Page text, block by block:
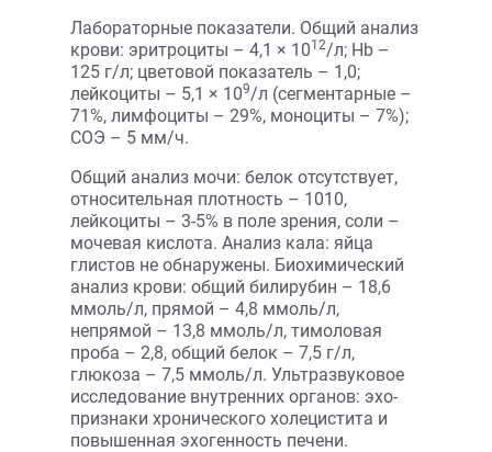
Лабораторные показатели. Общий анализ
крови: эритроциты – 4,1 × 1012/л; Hb –
125 г/л; цветовой показатель – 1,0;
лейкоциты – 5,1 × 109/л (сегментарные –
71%, лимфоциты – 29%, моноциты – 7%);
СОЭ – 5 мм/ч.
Общий анализ мочи: белок отсутствует,
относительная плотность – 1010,
лейкоциты – 3-5% в поле зрения, соли –
мочевая кислота. Анализ кала: яйца
глистов не обнаружены. Биохимический
анализ крови: общий билирубин – 18,6
ммоль/л, прямой – 4,8 ммоль/л,
непрямой – 13,8 ммоль/л, тимоловая
проба – 2,8, общий белок – 7,5 г/л,
глюкоза – 7,5 ммоль/л. Ультразвуковое
исследование внутренних органов: эхо-
признаки хронического холецистита и
повышенная эхогенность печени.